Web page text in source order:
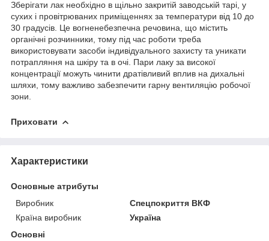
Зберігати лак необхідно в щільно закритій заводській тарі, у
сухих і провітрюваних приміщеннях за температури від 10 до
30 градусів. Це вогненебезпечна речовина, що містить
органічні розчинники, тому під час роботи треба
використовувати засоби індивідуального захисту та уникати
потрапляння на шкіру та в очі. Пари лаку за високої
концентрації можуть чинити дратівливий вплив на дихальні
шляхи, тому важливо забезпечити гарну вентиляцію робочої
зони.
Приховати
Характеристики
Основные атрибуты
Виробник
Спецпокриття ВКФ
Країна виробник
Україна
Основні